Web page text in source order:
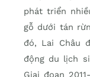
phát triển
gỗ dưới tán
đó, Lai Châu
động du lịch
Giai đoạn